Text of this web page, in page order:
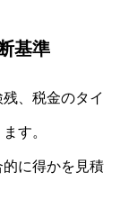
基準
、税金のタイ
す。
に得かを見積